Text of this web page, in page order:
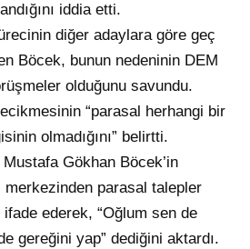
iddia etti.
diğer adaylara göre geç
Böcek, bunun nedeninin DEM
olduğunu savundu.
“parasal herhangi bir
olmadığını” belirtti.
Gökhan Böcek’in
parasal talepler
ederek, “Oğlum sen de
gereğini yap” dediğini aktardı.